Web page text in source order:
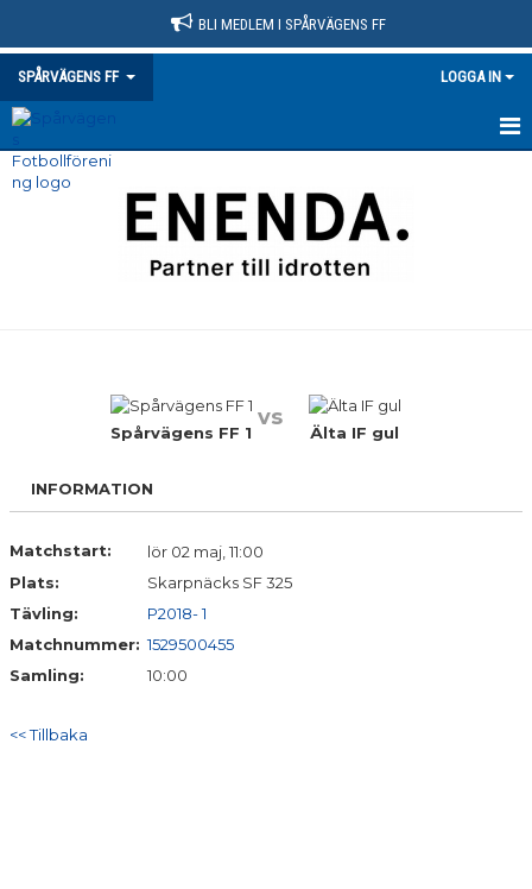
BLI MEDLEM I SPÅRVÄGENS FF
SPÅRVÄGENS FF LOGGA IN
HEM
MATCHER
DOKUMENT
Spårvägens FF 1
vs
Älta IF gul
INFORMATION
Matchstart:
lör 02 maj, 11:00
Plats:
Skarpnäcks SF 325
Tävling:
P2018- 1
Matchnummer: 1529500455
Samling:
10:00
<< Tillbaka